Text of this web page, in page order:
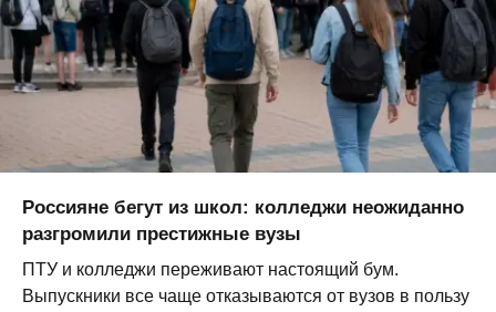
Россияне бегут из школ: колледжи неожиданно
разгромили престижные вузы
ПТУ и колледжи переживают настоящий бум.
Выпускники все чаще отказываются от вузов в пользу